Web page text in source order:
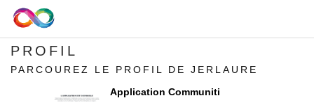
PROFIL
PARCOUREZ LE PROFIL DE JERLAURE
Application Communiti